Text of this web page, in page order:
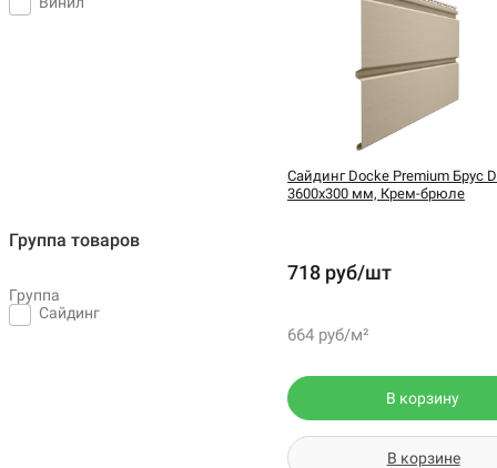
Группа товаров
Группа
Сайдинг
Сайдинг Docke Premium Брус
3600х300 мм, Крем-брюле
718 руб/шт
664 руб/м²
В корзину
В корзине